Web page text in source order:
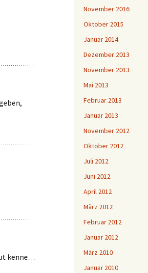
kenne…
November 2016
Oktober 2015
Januar 2014
Dezember 2013
November 2013
Mai 2013
Februar 2013
Januar 2013
November 2012
Oktober 2012
Juli 2012
Juni 2012
April 2012
März 2012
Februar 2012
Januar 2012
März 2010
Januar 2010